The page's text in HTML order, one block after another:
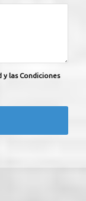
las Condiciones